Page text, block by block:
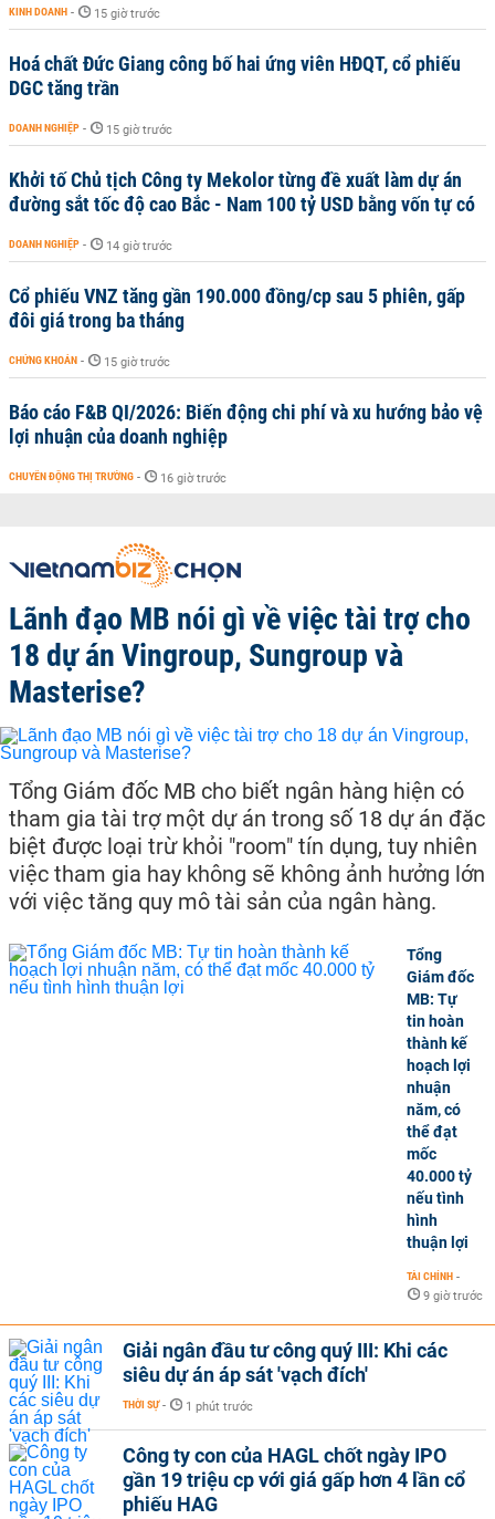
KINH DOANH - 15 giờ trước
Hoá chất Đức Giang công bố hai ứng viên HĐQT, cổ phiếu
DGC tăng trần
DOANH NGHIỆP - 15 giờ trước
Khởi tố Chủ tịch Công ty Mekolor từng đề xuất làm dự án
đường sắt tốc độ cao Bắc - Nam 100 tỷ USD bằng vốn tự có
DOANH NGHIỆP - 14 giờ trước
Cổ phiếu VNZ tăng gần 190.000 đồng/cp sau 5 phiên, gấp
đôi giá trong ba tháng
CHỨNG KHOÁN - 15 giờ trước
Báo cáo F&B QI/2026: Biến động chi phí và xu hướng bảo vệ
lợi nhuận của doanh nghiệp
CHUYỂN ĐỘNG THỊ TRƯỜNG - 16 giờ trước
Lãnh đạo MB nói gì về việc tài trợ cho
18 dự án Vingroup, Sungroup và
Masterise?
Tổng Giám đốc MB cho biết ngân hàng hiện có
tham gia tài trợ một dự án trong số 18 dự án đặc
biệt được loại trừ khỏi "room" tín dụng, tuy nhiên
việc tham gia hay không sẽ không ảnh hưởng lớn
với việc tăng quy mô tài sản của ngân hàng.
Tổng
Giám đốc
MB: Tự
tin hoàn
thành kế
hoạch lợi
nhuận
năm, có
thể đạt
mốc
40.000 tỷ
nếu tình
hình
thuận lợi
TÀI CHÍNH -
9 giờ trước
Giải ngân đầu tư công quý III: Khi các
siêu dự án áp sát 'vạch đích'
THỜI SỰ - 1 phút trước
Công ty con của HAGL chốt ngày IPO
gần 19 triệu cp với giá gấp hơn 4 lần cổ
phiếu HAG